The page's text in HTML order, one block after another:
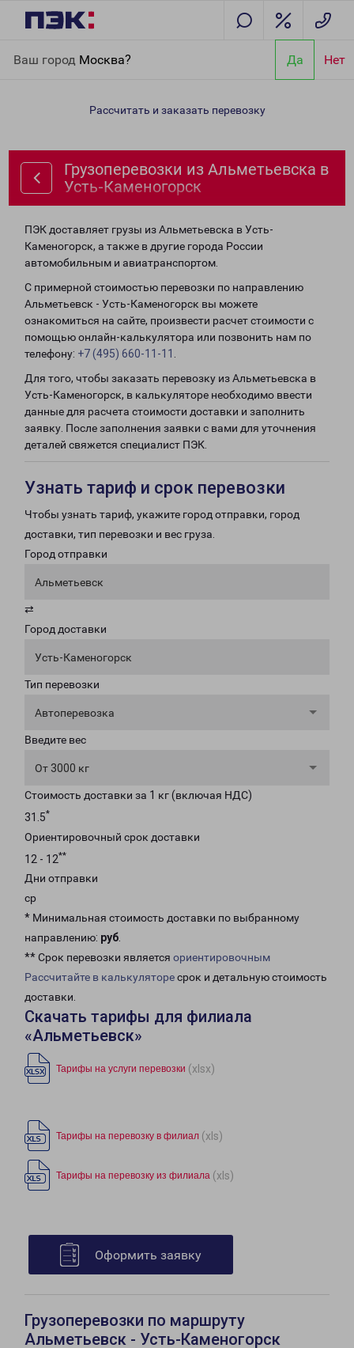
Ваш город Москва? Да Нет
Усть-Каменогорск
Рассчитать и заказать перевозку
Грузоперевозки из Альметьевска в
Усть-Каменогорск
ПЭК доставляет грузы из Альметьевска в Усть-
Каменогорск, а также в другие города России
автомобильным и авиатранспортом.
С примерной стоимостью перевозки по направлению
Альметьевск - Усть-Каменогорск вы можете
ознакомиться на сайте, произвести расчет стоимости с
помощью онлайн-калькулятора или позвонить нам по
телефону: +7 (495) 660-11-11
Для того, чтобы заказать перевозку из Альметьевска в
Усть-Каменогорск, в калькуляторе необходимо ввести
данные для расчета стоимости доставки и заполнить
заявку. После заполнения заявки с вами для уточнения
деталей свяжется специалист ПЭК.
Узнать тариф и срок перевозки
Чтобы узнать тариф, укажите город отправки, город
доставки, тип перевозки и вес груза.
Город отправки
Альметьевск
⇄
Город доставки
Усть-Каменогорск
Тип перевозки
Автоперевозка
Введите вес
От 3000 кг
Стоимость доставки за 1 кг (включая НДС)
31.5*
Ориентировочный срок доставки
12 - 12**
Дни отправки
ср
* Минимальная стоимость доставки по выбранному
направлению: руб.
** Срок перевозки является ориентировочным
Рассчитайте в калькуляторесрок и детальную стоимость
доставки.
Скачать тарифы для филиала
«Альметьевск»
Тарифы на услуги перевозки (xlsx)
Тарифы на перевозку в филиал (xls)
Тарифы на перевозку из филиала (xls)
Оформить заявку
Грузоперевозки по маршруту
Альметьевск - Усть-Каменогорск